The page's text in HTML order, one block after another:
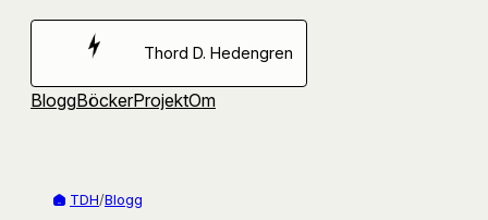
Hoppa
Thord D. Hedengren
BloggBöckerProjektOm
TDH/Blogg